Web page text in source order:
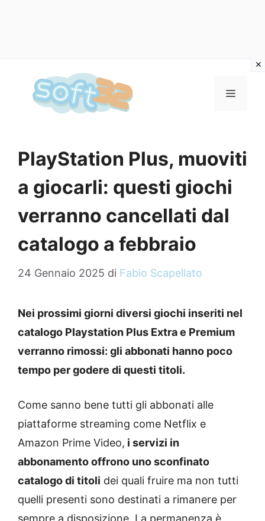
contenuto
MENU
PlayStation Plus, muoviti
a giocarli: questi giochi
verranno cancellati dal
catalogo a febbraio
24 Gennaio 2025 di Fabio Scapellato
Nei prossimi giorni diversi giochi inseriti nel
catalogo Playstation Plus Extra e Premium
verranno rimossi: gli abbonati hanno poco
tempo per godere di questi titoli.
Come sanno bene tutti gli abbonati alle
piattaforme streaming come Netflix e
Amazon Prime Video, i servizi in
abbonamento offrono uno sconfinato
catalogo di titoli dei quali fruire ma non tutti
quelli presenti sono destinati a rimanere per